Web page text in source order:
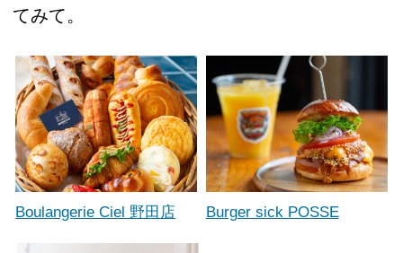
てみて。
Boulangerie Ciel 野田店 Burger sick POSSE